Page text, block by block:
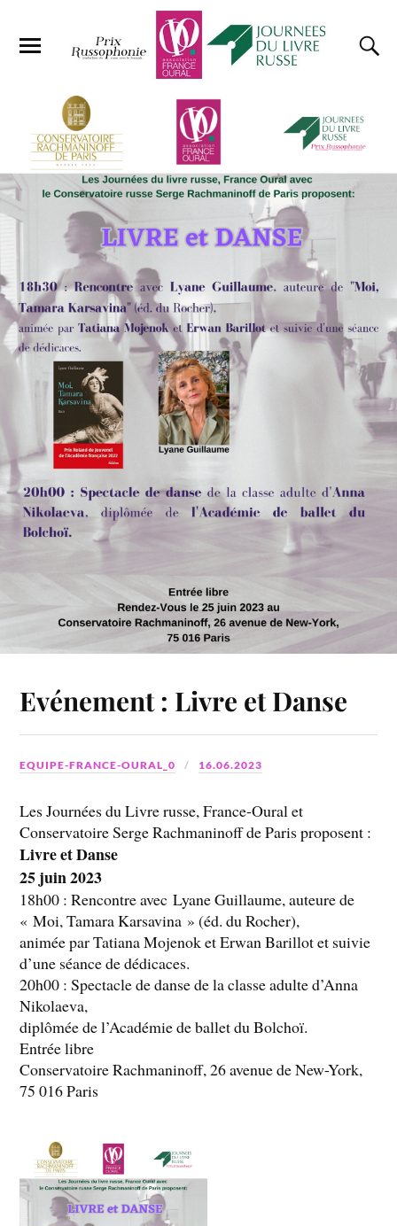
Evénement : Livre et Danse
EQUIPE-FRANCE-OURAL_0 16.06.2023
Les Journées du Livre russe, France-Oural et
Conservatoire Serge Rachmaninoff de Paris proposent :
Livre et Danse
25 juin 2023
18h00 : Rencontre avec Lyane Guillaume, auteure de
« Moi, Tamara Karsavina » (éd. du Rocher),
animée par Tatiana Mojenok et Erwan Barillot et suivie
d’une séance de dédicaces.
20h00 : Spectacle de danse de la classe adulte d’Anna
Nikolaeva,
diplômée de l’Académie de ballet du Bolchoï.
Entrée libre
Conservatoire Rachmaninoff, 26 avenue de New-York,
75 016 Paris